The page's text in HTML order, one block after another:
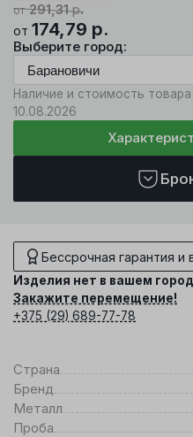
от291,31р.
от 174,79 р.
Выберите город:
Наличие и стоимость
10.08.2026
Бессрочная гарантия и
Изделия нет в вашем
Закажите перемещение!
+375 (29) 689-77-78
Страна
Бренд
Металл
Проба